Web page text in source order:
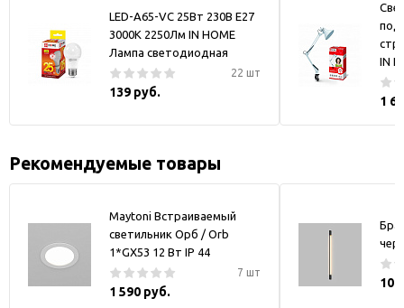
LED-A65-VC 25Вт 230В Е27
3000К 2250Лм IN HOME
Лампа светодиодная
22 шт
139 руб.
под
IN
1
Рекомендуемые товары
Maytoni Встраиваемый
светильник Орб / Orb
1*GX53 12 Вт IP 44
7 шт
1 590 руб.
Бра
10